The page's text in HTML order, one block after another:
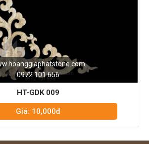
101 656
009
10,000đ